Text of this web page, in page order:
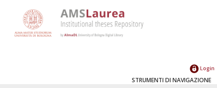
Login
STRUMENTI DI NAVIGAZIONE